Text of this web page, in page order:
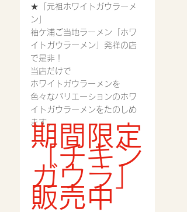
★「元祖ホワイトガウラーメ
ン」
袖ケ浦ご当地ラーメン「ホワ
イトガウラーメン」発祥の店
で是非！
当店だけで
ホワイトガウラーメンを
色々なバリエーションのホワ
イトガウラーメンをたのしめ
ます。
期間限定
「チキン
ガウラ」
販売中